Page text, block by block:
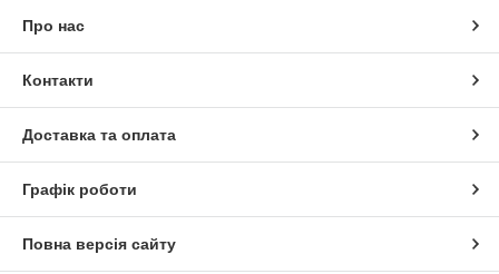
Про нас
Контакти
Доставка та оплата
Графік роботи
Повна версія сайту